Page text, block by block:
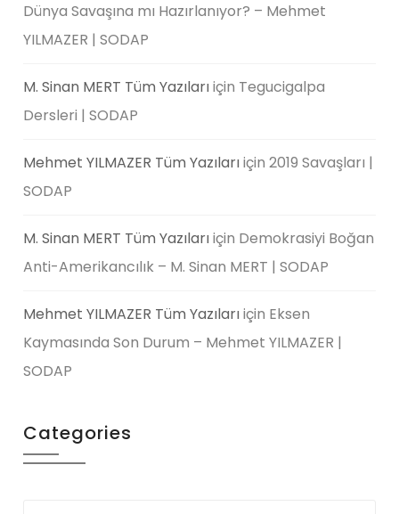
Dünya Savaşına mı Hazırlanıyor? – Mehmet
YILMAZER | SODAP
M. Sinan MERT Tüm Yazılarıiçin Tegucigalpa
Dersleri | SODAP
Mehmet YILMAZER Tüm Yazılarıiçin2019 Savaşları |
SODAP
M. Sinan MERT Tüm Yazılarıiçin Demokrasiyi Boğan
Anti-Amerikancılık – M. Sinan MERT | SODAP
Mehmet YILMAZER Tüm Yazılarıiçin Eksen
Kaymasında Son Durum – Mehmet YILMAZER |
SODAP
Categories